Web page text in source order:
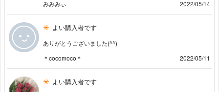
みみみぃ
2022/05/14
よい購入者です
ありがとうございました(^^)
＊cocomoco＊
2022/05/11
よい購入者です